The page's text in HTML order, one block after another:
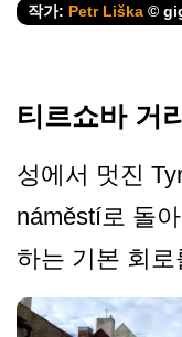
작가: Petr Liška ©
티르쇼바 거리
성에서 멋진
náměstí로 돌
하는 기본 회